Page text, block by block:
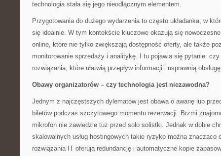
technologia stała się jego nieodłącznym elementem.
Przygotowania do dużego wydarzenia to często układanka, w
się idealnie. W tym kontekście kluczowe okazują się
online, które nie tylko zwiększają dostępność oferty, ale także
monitorowanie sprzedaży i analitykę. I tu pojawia się pytanie:
rozwiązania, które ułatwią przepływ informacji i usprawnią
Obawy organizatorów – czy technologia jest niezawodna?
Jednym z najczęstszych dylematów jest obawa o awarię lub
biletów podczas szczytowego momentu rezerwacji. Brzmi
mikrofon nie zawiedzie tuż przed solo solistki. Jednak w dobie
skalowalnych usług hostingowych takie ryzyko można znacząco
rozwiązania IT oferują redundancję i automatyczne kopie